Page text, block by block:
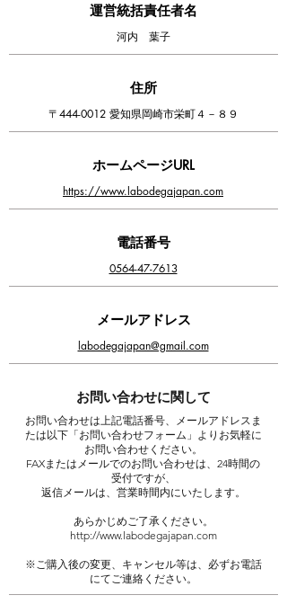
運営統括責任者名
河内 葉子
住所
〒444-0012 愛知県岡崎市栄町４－８９
ホームページURL
https://www.labodegajapan.com
電話番号
0564-47-7613
メールアドレス
labodegajapan@gmail.com
​お問い合わせに関して
お問い合わせは上記電話番号、メールアドレスま
たは以下「お問い合わせフォーム」よりお気軽に
お問い合わせください。
FAXまたはメールでのお問い合わせは、24時間の
受付ですが、
返信メールは、営業時間内にいたします。
あらかじめご了承ください。
http://www.labodegajapan.com
※ご購入後の変更、キャンセル等は、必ずお電話
にてご連絡ください。